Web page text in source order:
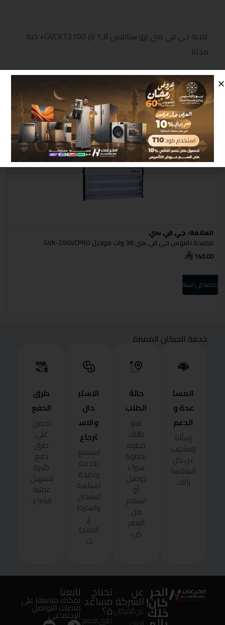
غلاية جي في سي برو ستانليس 1,8 لتر GVCKT2100+ حبة
مجانا
منتجات مشابهة
العلامة:جي في سي
مصيدة ناموس جي في سي 38 وات موديل GVK-20GVCPRO
140.00
إضافة إلى السلة
خدمة الحركان المميزة
المسا
عدة و
الدعم
إسألنا
وسنجيب
عن كل
استفسا
راتك.
حالة
الطلب
تتبع
طلبك
خطوة
بخطوة
سواء
توصيل
أو
استلام
من
المعر
ض.
الاستب
دال
والاس
ترجاع
استمتع
بخدمة
واضحة
لسياسة
استبدال
واسترجا
ع
المنتجا
ت.
طرق
الدفع
احصل
على
طرق
دفع
كثيرة
لتسهيل
عملية
الشراء.
الحر
كان!
خلك
عن
الشركة
عن الحركان
تحتاج
مساعد
ة؟
طرق الدفع
تابعنا
يمكنك متابعتنا على
منصات التواصل
الإجتماعى